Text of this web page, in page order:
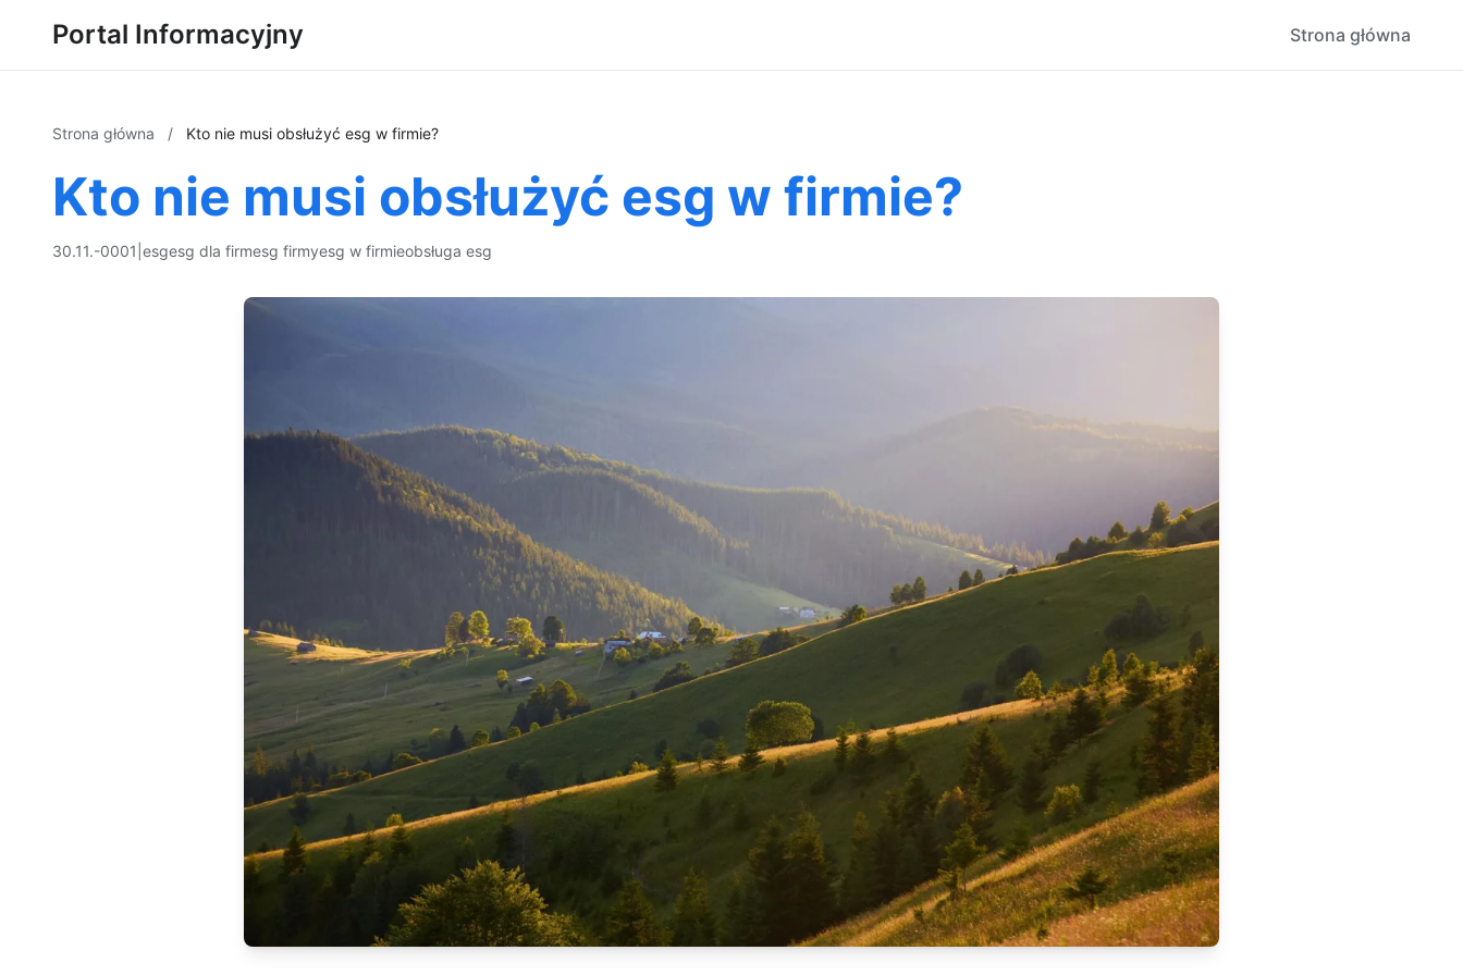
Portal Informacyjny Strona główna
Strona główna / Kto nie musi obsłużyć esg w firmie?
Kto nie musi obsłużyć esg w firmie?
30.11.-0001 esgesg dla firmesg firmyesg w firmieobsługa esg